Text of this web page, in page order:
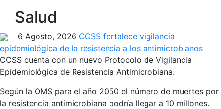
Salud
6 Agosto, 2026 CCSS fortalece vigilancia
epidemiológica de la resistencia a los antimicrobianos
CCSS cuenta con un nuevo Protocolo de Vigilancia
Epidemiológica de Resistencia Antimicrobiana.
Según la OMS para el año 2050 el número de muertes por
la resistencia antimicrobiana podría llegar a 10 millones.